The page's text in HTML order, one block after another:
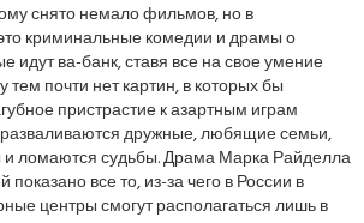
снято немало фильмов, но в
криминальные комедии и драмы о
идут ва-банк, ставя все на свое умение
тем почти нет картин, в которых бы
пристрастие к азартным играм
дружные, любящие семьи,
и ломаются судьбы. Драма Марка Райделла
все то, из-за чего в России в
центры смогут располагаться лишь в